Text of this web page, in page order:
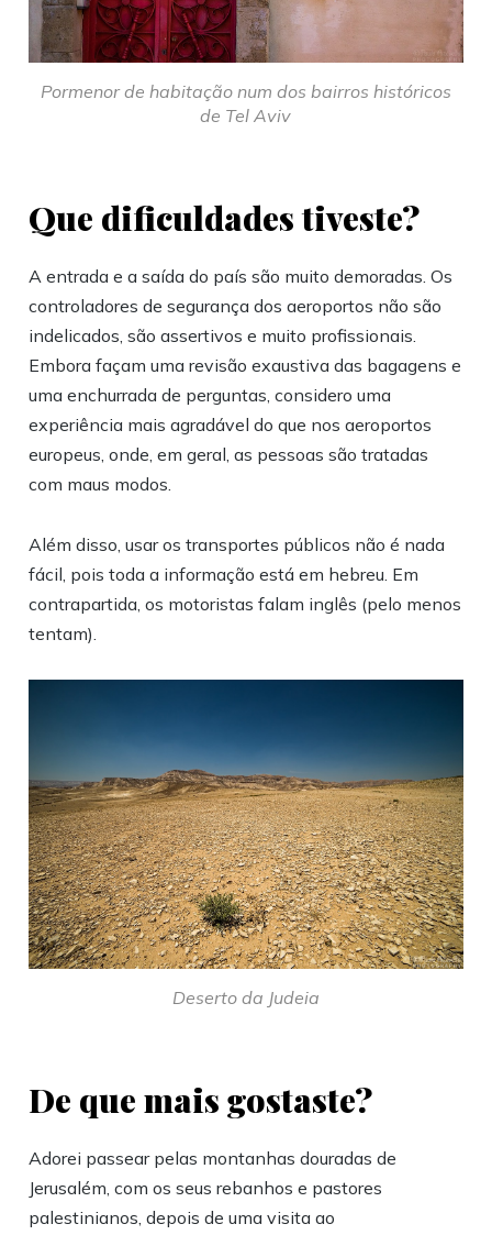
Pormenor de habitação num dos bairros históricos
de Tel Aviv
Que dificuldades tiveste?
A entrada e a saída do país são muito demoradas. Os
controladores de segurança dos aeroportos não são
indelicados, são assertivos e muito profissionais.
Embora façam uma revisão exaustiva das bagagens e
uma enchurrada de perguntas, considero uma
experiência mais agradável do que nos aeroportos
europeus, onde, em geral, as pessoas são tratadas
com maus modos.
Além disso, usar os transportes públicos não é nada
fácil, pois toda a informação está em hebreu. Em
contrapartida, os motoristas falam inglês (pelo menos
tentam).
Deserto da Judeia
De que mais gostaste?
Adorei passear pelas montanhas douradas de
Jerusalém, com os seus rebanhos e pastores
palestinianos, depois de uma visita ao